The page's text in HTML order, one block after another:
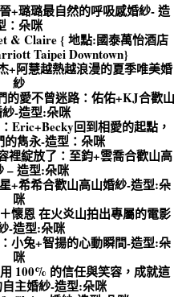
+璐璐最自然的呼吸感婚紗- 造
：朵咪
& Claire { 地點:國泰萬怡酒店
Taipei Downtown}
+阿慧越熱越浪漫的夏季唯美婚
紗
的愛不曾迷路：佑佑+KJ合歡山
-造型:朵咪
Eric+Becky回到相愛的起點，
的雋永-造型：朵咪
裡綻放了：至鈞+雲喬合歡山高
– 造型:朵咪
+希希合歡山高山婚紗-造型:朵
咪
懷恩 在火炎山拍出專屬的電影
-造型:朵咪
小兔+智揚的心動瞬間-造型:朵
咪
100% 的信任與笑容，成就這
主婚紗-造型:朵咪